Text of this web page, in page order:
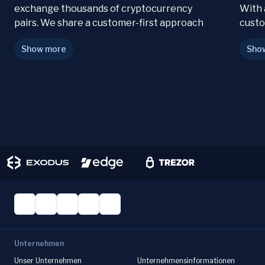
exchange thousands of cryptocurrency
pairs. We share a customer-first approach
experience that is frictionless for
Show more
With
Unternehmen
Unser Unternehmen
Unternehmensinformationen